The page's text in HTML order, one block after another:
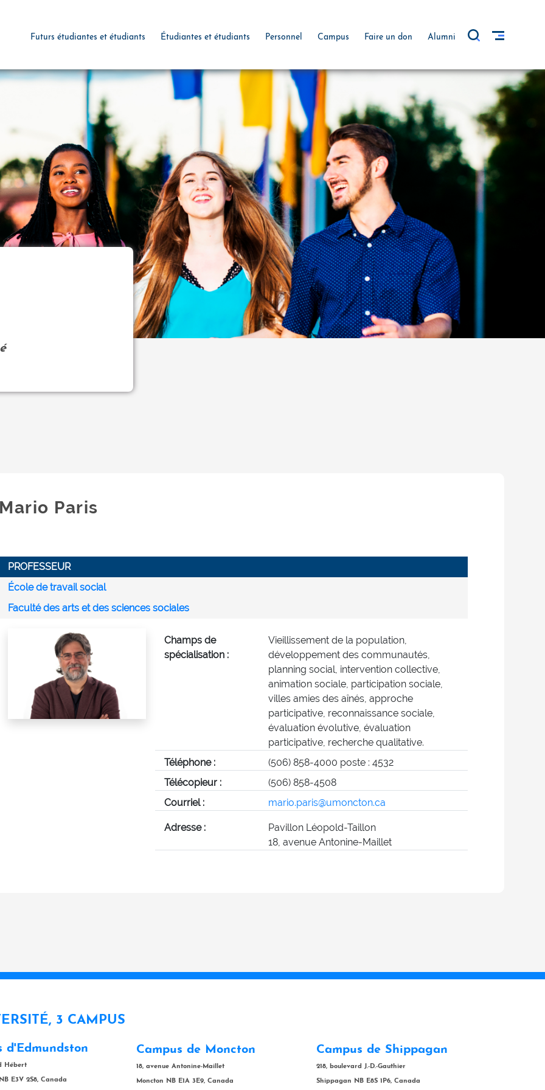
Futurs étudiantes et étudiants Étudiantes et étudiants Personnel Campus Faire un don Alumni
Mario Paris
PROFESSEUR
École de travail social
Faculté des arts et des sciences sociales
Champs de
spécialisation :
Vieillissement de la population,
développement des communautés,
planning social, intervention collective,
animation sociale, participation sociale,
villes amies des aînés, approche
participative, reconnaissance sociale,
évaluation évolutive, évaluation
participative, recherche qualitative.
Téléphone :
(506) 858-4000 poste : 4532
Télécopieur :
(506) 858-4508
Courriel :
mario.paris@umoncton.ca
Adresse :
Pavillon Léopold-Taillon
18, avenue Antonine-Maillet
3 CAMPUS
d'Edmundston
Hébert
E3V 2S8, Canada
Campus de Moncton
18, avenue Antonine-Maillet
Moncton NB E1A 3E9, Canada
Campus de Shippagan
218, boulevard J.-D.-Gauthier
Shippagan NB E8S 1P6, Canada